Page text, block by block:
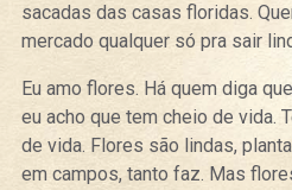
sacadas das casas floridas.
mercado qualquer só pra sair
Eu amo flores. Há quem diga
eu acho que tem cheio de vida.
de vida. Flores são lindas,
em campos, tanto faz. Mas